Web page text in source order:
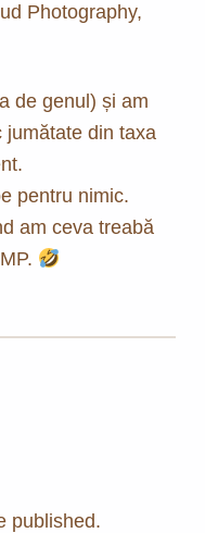
Photography,
de genul) și am
jumătate din taxa
pentru nimic.
am ceva treabă
published.